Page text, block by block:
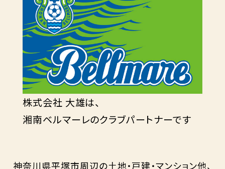
株式会社 大雄は、
湘南ベルマーレのクラブパートナーです
神奈川県平塚市周辺の土地・戸建・マンション他、